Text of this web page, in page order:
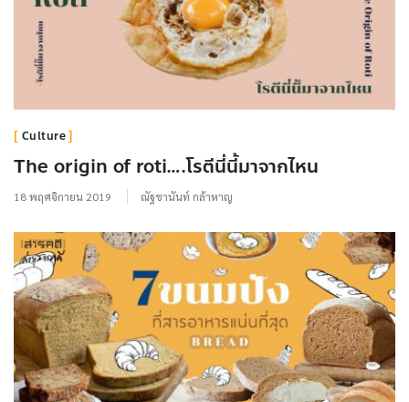
Culture
The origin of roti….โรตีนี่นี้มาจากไหน
18 พฤศจิกายน 2019 ณัฐชานันท์ กล้าหาญ